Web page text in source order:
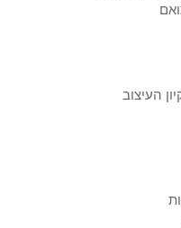
העיצוב